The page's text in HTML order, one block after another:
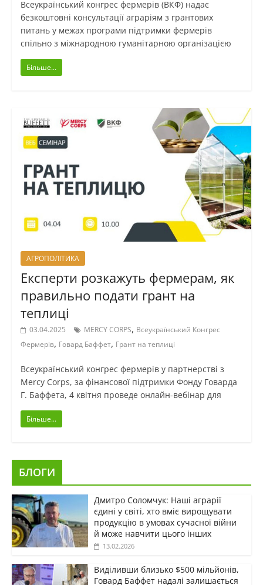
Всеукраїнський конгрес фермерів (ВКФ) надає
безкоштовні консультації аграріям з грантових
питань у межах програми підтримки фермерів
спільно з міжнародною гуманітарною організацією
Більше...
АГРОПОЛІТИКА
Експерти розкажуть фермерам, як
правильно подати грант на
теплиці
03.04.2025 MERCY CORPS, Всеукраїнський Конгрес
Фермерів, Говард Баффет, Грант на теплиці
Всеукраїнський конгрес фермерів у партнерстві з
Mercy Corps, за фінансової підтримки Фонду Говарда
Г. Баффета, 4 квітня проведе онлайн-вебінар для
Більше...
БЛОГИ
Дмитро Соломчук: Наші аграрії
єдині у світі, хто вміє вирощувати
продукцію в умовах сучасної війни
й може навчити цього інших
13.02.2026
Виділивши близько $500 мільйонів,
Говард Баффет надалі залишається